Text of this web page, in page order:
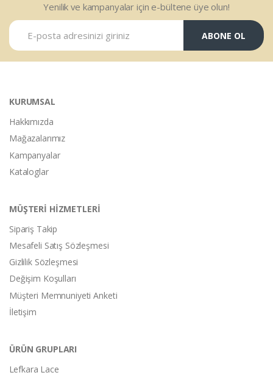
Yenilik ve kampanyalar için e-bültene üye olun!
ABONE OL
KURUMSAL
Hakkımızda
Mağazalarımız
Kampanyalar
Kataloglar
MÜŞTERİ HİZMETLERİ
Sipariş Takip
Mesafeli Satış Sözleşmesi
Gizlilik Sözleşmesi
Değişim Koşulları
Müşteri Memnuniyeti Anketi
İletişim
ÜRÜN GRUPLARI
Lefkara Lace